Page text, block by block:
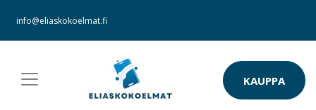
info@eliaskokoelmat.fi
KAUPPA